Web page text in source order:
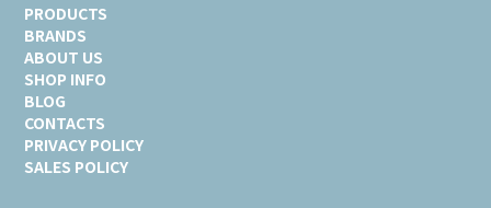
PRODUCTS
BRANDS
ABOUT US
SHOP INFO
BLOG
CONTACTS
PRIVACY POLICY
SALES POLICY